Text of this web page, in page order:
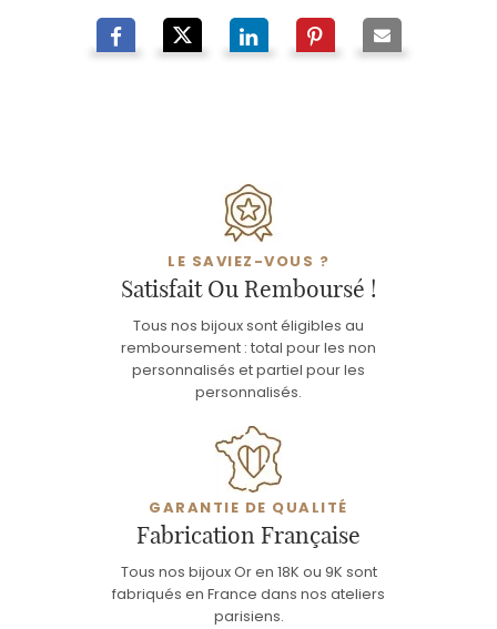
LE SAVIEZ-VOUS ?
Satisfait Ou Remboursé !
Tous nos bijoux sont éligibles au
remboursement : total pour les non
personnalisés et partiel pour les
personnalisés.
GARANTIE DE QUALITÉ
Fabrication Française
Tous nos bijoux Or en 18K ou 9K sont
fabriqués en France dans nos ateliers
parisiens.